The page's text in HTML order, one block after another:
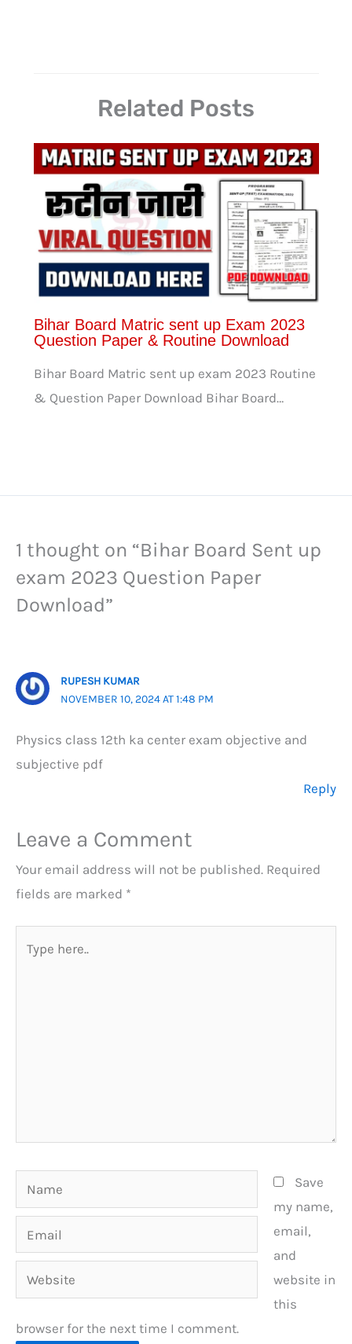
Related Posts
Bihar Board Matric sent up Exam 2023
Question Paper & Routine Download
Bihar Board Matric sent up exam 2023 Routine
& Question Paper Download Bihar Board…
1 thought on “Bihar Board Sent up
exam 2023 Question Paper
Download”
RUPESH KUMAR
NOVEMBER 10, 2024 AT 1:48 PM
Physics class 12th ka center exam objective and
subjective pdf
Reply
Leave a Comment
Your email address will not be published. Required
fields are marked *
here..
Name
Website
Save
my name,
email,
and
website in
this
browser for the next time I comment.